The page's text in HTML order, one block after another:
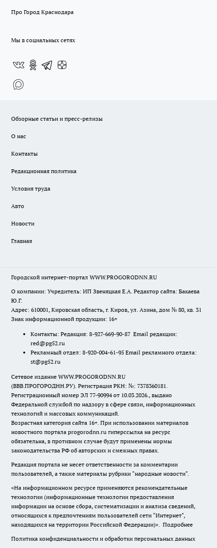
Про Город Краснодара
Мы в социальных сетях
Обзорные статьи и пресс-релизы
О нас
Контакты
Редакционная политика
Условия труда
Авто
Новости
Главная
Городской интернет-портал WWW.PROGORODNN.RU
О компании: Учредитель: ИП Звеняцкая Е.А. Редактор сайта: Бакаева
Ю.Г.
Адрес: 610001, Кировская область, г. Киров, ул. Азина, дом № 80, кв. 31
Знак информационной продукции: 16+
Контакты: Редакция: 8-927-669-90-87 Email редакции:
red@pg52.ru
Рекламный отдел: 8-920-004-61-95 Email рекламного отдела:
st@pg52.ru
Сетевое издание WWW.PROGORODNN.RU
(ВВВ.ПРОГОРОДНН.РУ). Регистрация РКН: №: 7378360181.
Регистрационный номер ЭЛ 77-90994 от 10.03.2026., выдано
Федеральной службой по надзору в сфере связи, информационных
технологий и массовых коммуникаций.
Возрастная категория сайта 16+. При использовании материалов
новостного портала progorodnn.ru гиперссылка на ресурс
обязательна, в противном случае будут применены нормы
законодательства РФ об авторских и смежных правах.
Редакция портала не несет ответственности за комментарии
пользователей, а также материалы рубрики "народные новости".
«На информационном ресурсе применяются рекомендательные
технологии (информационные технологии предоставления
информации на основе сбора, систематизации и анализа сведений,
относящихся к предпочтениям пользователей сети "Интернет",
находящихся на территории Российской Федерации)». Подробнее
Политика конфиденциальности и обработки персональных данных